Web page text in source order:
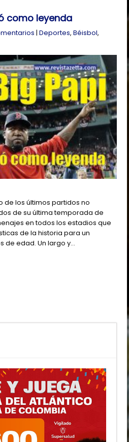
como leyenda
|Deportes,Béisbol,
de los últimos partidos no
de su última temporada de
en todos los estadios que
de la historia para un
de edad. Un largo y…